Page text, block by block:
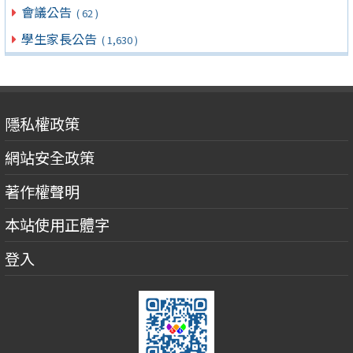
會議公告 ( 62 )
學生家長公告 ( 1,630 )
隱私權政策
網站安全政策
著作權聲明
本站使用正體字
登入